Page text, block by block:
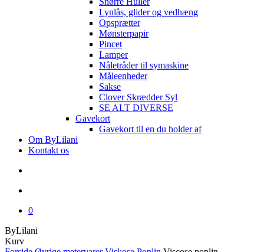
Lynlås, glider og vedhæng
Opsprætter
Mønsterpapir
Pincet
Lamper
Nåletråder til symaskine
Måleenheder
Sakse
Clover Skrædder Syl
SE ALT DIVERSE
Gavekort
Gavekort til en du holder af
Om ByLilani
Kontakt os
0
ByLilani
KurvClose